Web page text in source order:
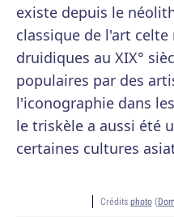
existe depuis le
classique de l'art
druidiques au XIX°
populaires par des
l'iconographie dans
le triskèle a aussi été
certaines cultures
Crédits photo(